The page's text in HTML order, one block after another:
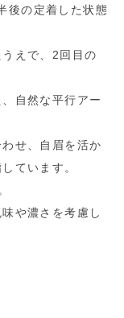
後の定着した状態
えで、2回目の
自然な平行アー
せ、自眉を活か
ています。
や濃さを考慮し